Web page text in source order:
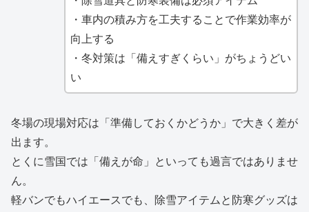
・車内の積み方を工夫することで作業効率が
向上する
・冬対策は「備えすぎくらい」がちょうどい
い
冬場の現場対応は「準備しておくかどうか」で大きく差が
出ます。
とくに雪国では「備えが命」といっても過言ではありませ
ん。
軽バンでもハイエースでも、除雪アイテムと防寒グッズは